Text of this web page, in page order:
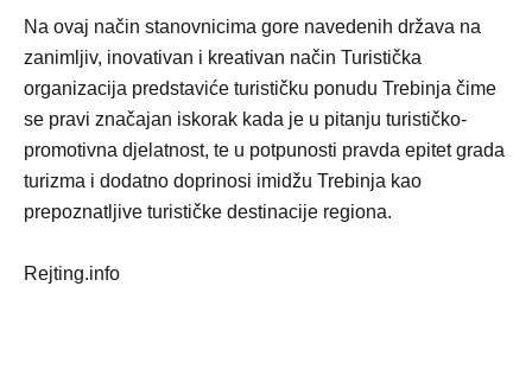
Na ovaj način stanovnicima gore navedenih država na
zanimljiv, inovativan i kreativan način Turistička
organizacija predstaviće turističku ponudu Trebinja čime
se pravi značajan iskorak kada je u pitanju turističko-
promotivna djelatnost, te u potpunosti pravda epitet grada
turizma i dodatno doprinosi imidžu Trebinja kao
prepoznatljive turističke destinacije regiona.
Rejting.info